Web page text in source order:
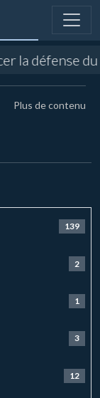
la défense
Plus de contenu
139
2
1
3
12